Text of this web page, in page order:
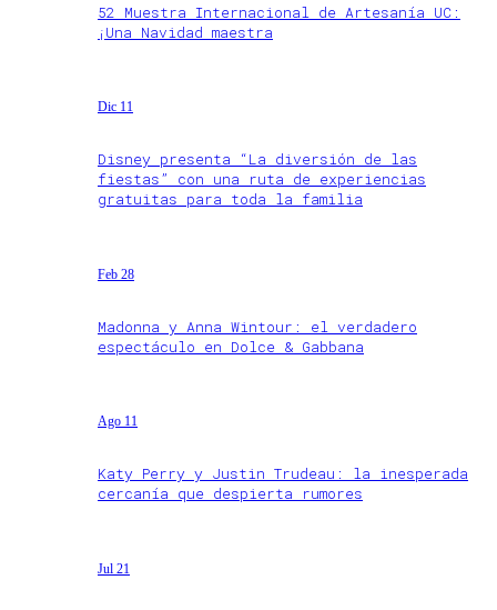
52 Muestra Internacional de Artesanía UC:
¡Una Navidad maestra
Dic 11
Disney presenta “La diversión de las
fiestas” con una ruta de experiencias
gratuitas para toda la familia
Feb 28
Madonna y Anna Wintour: el verdadero
espectáculo en Dolce & Gabbana
Ago 11
Katy Perry y Justin Trudeau: la inesperada
cercanía que despierta rumores
Jul 21